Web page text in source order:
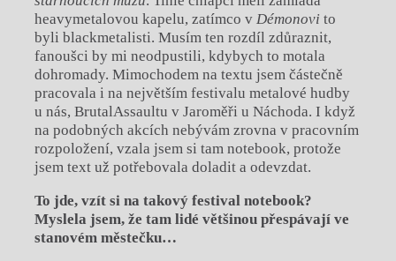
heavymetalovou kapelu, zatímco v Démonovi to
byli blackmetalisti. Musím ten rozdíl zdůraznit,
fanoušci by mi neodpustili, kdybych to motala
dohromady. Mimochodem na textu jsem částečně
pracovala i na největším festivalu metalové hudby
u nás, BrutalAssaultu v Jaroměři u Náchoda. I když
na podobných akcích nebývám zrovna v pracovním
rozpoložení, vzala jsem si tam notebook, protože
jsem text už potřebovala doladit a odevzdat.
To jde, vzít si na takový festival notebook?
Myslela jsem, že tam lidé většinou přespávají ve
stanovém městečku…